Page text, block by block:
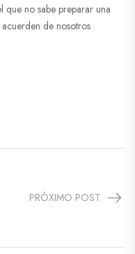
que no sabe preparar una
de nosotros
PRÓXIMO POST